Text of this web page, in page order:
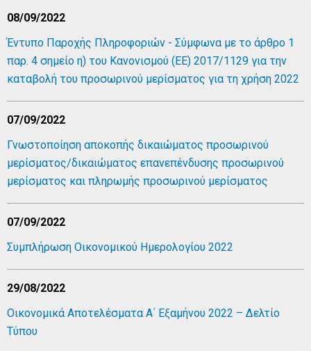
08/09/2022
Έντυπο Παροχής Πληροφοριών - Σύμφωνα με το άρθρο 1
παρ. 4 σημείο η) του Κανονισμού (ΕΕ) 2017/1129 για την
καταβολή του προσωρινού μερίσματος για τη χρήση 2022
07/09/2022
Γνωστοποίηση αποκοπής δικαιώματος προσωρινού
μερίσματος/δικαιώματος επανεπένδυσης προσωρινού
μερίσματος και πληρωμής προσωρινού μερίσματος
07/09/2022
Συμπλήρωση Οικονομικού Ημερολογίου 2022
29/08/2022
Οικονομικά Αποτελέσματα Α΄ Εξαμήνου 2022 – Δελτίο
Τύπου